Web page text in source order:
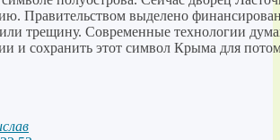
Правительством выделено
трещину. Современные технологии
и сохранить этот символ Крыма для